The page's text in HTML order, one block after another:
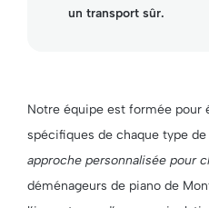
un transport sûr.
Notre équipe est formée pour
spécifiques de chaque type de
approche personnalisée pour
déménageurs de piano de